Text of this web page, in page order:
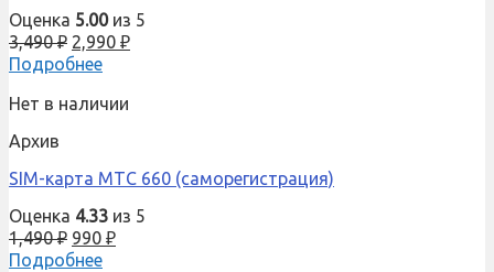
Оценка 5.00из 5
3,490₽ 2,990 ₽
Подробнее
Нет в наличии
Архив
SIM-карта МТС 660 (саморегистрация)
Оценка 4.33 из 5
1,490₽ 990 ₽
Подробнее